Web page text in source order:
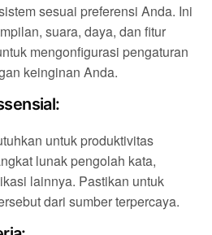
sesuai preferensi Anda. Ini
suara, daya, dan fitur
mengonfigurasi pengaturan
keinginan Anda.
untuk produktivitas
lunak pengolah kata,
lainnya. Pastikan untuk
dari sumber terpercaya.